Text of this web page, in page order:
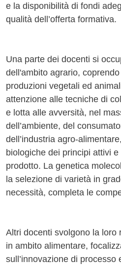
e la disponibilità di fondi
qualità dell’offerta formativa.
Una parte dei docenti si
dell'ambito agrario,
produzioni vegetali ed
attenzione alle tecniche di
e lotta alle avversità, nel
dell’ambiente, del
dell’industria agro-
biologiche dei principi attivi e
prodotto. La genetica
la selezione di varietà in
necessità, completa le
Altri docenti svolgono la loro
in ambito alimentare,
sull’innovazione di